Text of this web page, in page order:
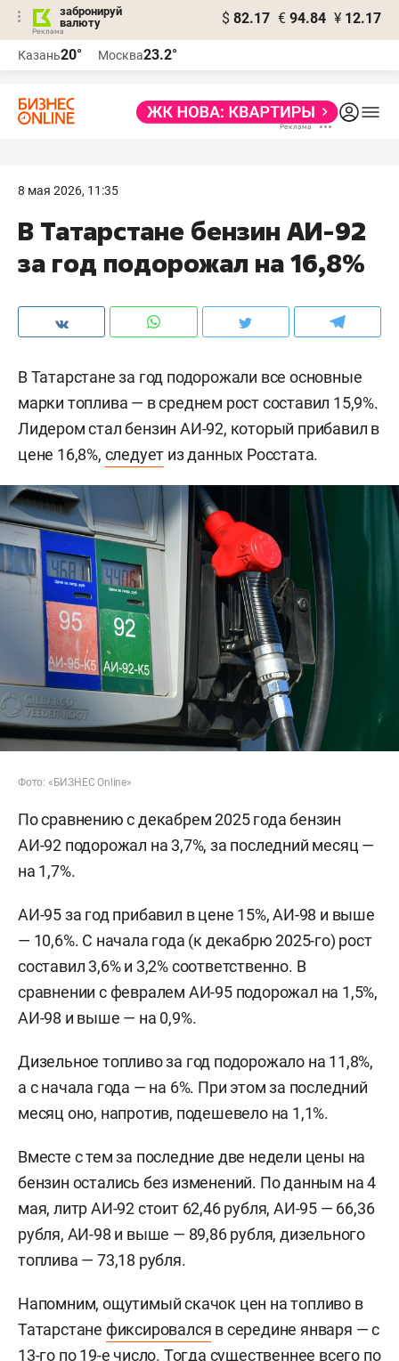
забронируй
валюту
$ 82.17 € 94.84 ¥ 12.17
Казань20° Москва23.2°
8 мая 2026, 11:35
В Татарстане бензин АИ-92
за год подорожал на 16,8%
В Татарстане за год подорожали все основные
марки топлива — в среднем рост составил 15,9%.
Лидером стал бензин АИ-92, который прибавил в
цене 16,8%, следует из данных Росстата.
Фото: «БИЗНЕС Online»
По сравнению с декабрем 2025 года бензин
АИ-92 подорожал на 3,7%, за последний месяц —
на 1,7%.
АИ-95 за год прибавил в цене 15%, АИ-98 и выше
— 10,6%. С начала года (к декабрю 2025-го) рост
составил 3,6% и 3,2% соответственно. В
сравнении с февралем АИ-95 подорожал на 1,5%,
АИ-98 и выше — на 0,9%.
Дизельное топливо за год подорожало на 11,8%,
а с начала года — на 6%. При этом за последний
месяц оно, напротив, подешевело на 1,1%.
Вместе с тем за последние две недели цены на
бензин остались без изменений. По данным на 4
мая, литр АИ-92 стоит 62,46 рубля, АИ-95 — 66,36
рубля, АИ-98 и выше — 89,86 рубля, дизельного
топлива — 73,18 рубля.
Напомним, ощутимый скачок цен на топливо в
Татарстане фиксировался в середине января — с
13-го по 19-е число. Тогда существеннее всего по